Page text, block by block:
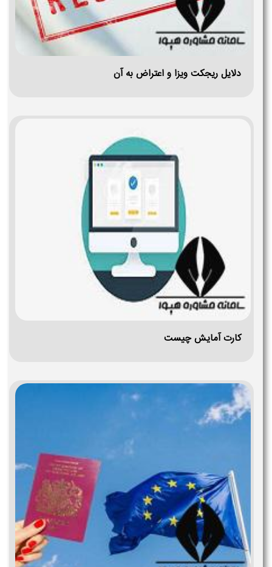
دلایل ریجکت ویزا و اعتراض به آن
کارت آمایش چیست